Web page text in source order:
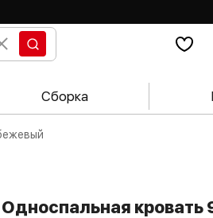
Сборка
Односпальная